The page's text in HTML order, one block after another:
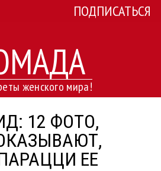
женского мира!
ПОДПИСАТЬСЯ
12 ФОТО,
ЕЕ